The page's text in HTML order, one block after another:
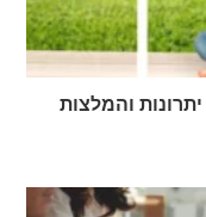
והמלצות